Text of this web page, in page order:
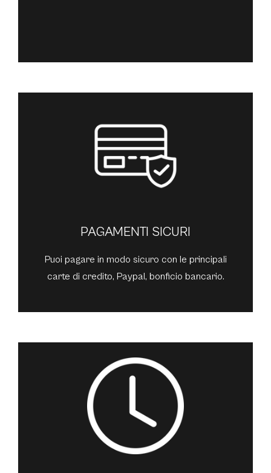
PAGAMENTI SICURI
Puoi pagare in modo sicuro con le principali
carte di credito, Paypal, bonficio bancario.